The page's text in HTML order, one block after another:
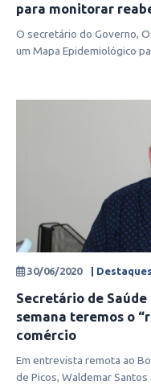
para monitorar
O secretário do Governo,
um Mapa Epidemiológico
30/06/2020 | Destaques
Secretário de
semana teremos o
comércio
Em entrevista remota ao
de Picos, Waldemar Santos